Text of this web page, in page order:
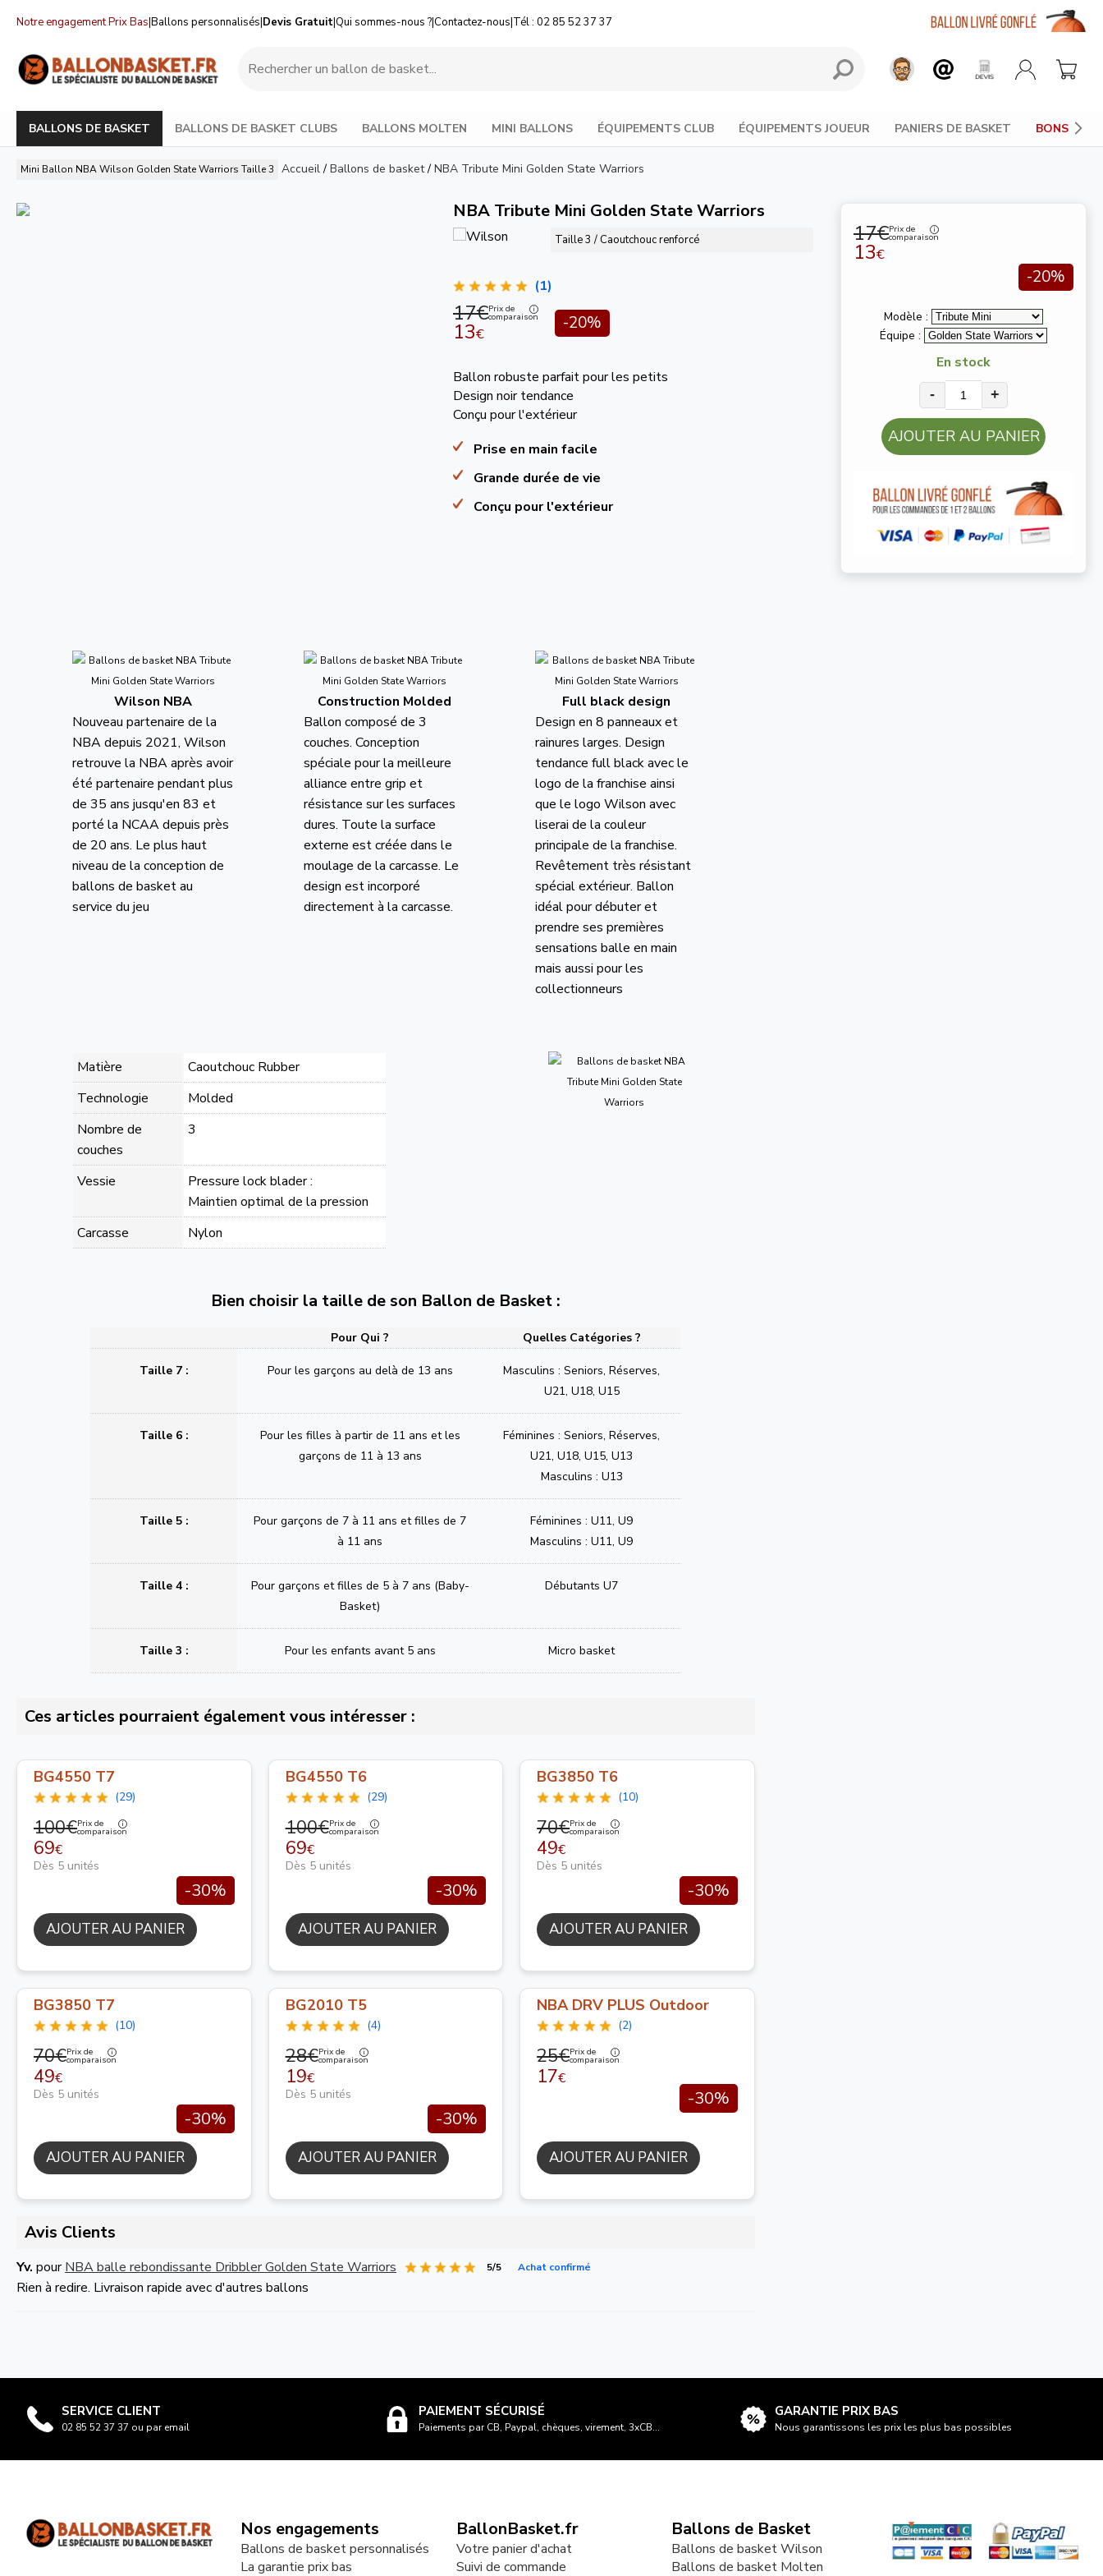
Notre engagement Prix Bas|Ballons personnalisés|Devis Gratuit|Qui sommes-nous ?|Contactez-nous|Tél : 02 85 52 37 37
BALLONS DE BASKET BALLONS DE BASKET CLUBS BALLONS MOLTEN MINI BALLONS ÉQUIPEMENTS CLUB ÉQUIPEMENTS JOUEUR PANIERS DE BASKET BONS
Mini Ballon NBA Wilson Golden State Warriors Taille 3 Accueil / Ballons de basket/ NBA Tribute Mini Golden State Warriors
17€Prix de
comparaison
13€
-20%
Modèle :
Équipe :
En stock
- +
AJOUTER AU PANIER
NBA Tribute Mini Golden State Warriors
Taille 3 / Caoutchouc renforcé
(1)
17€Prix de
comparaison
13€ -20%
Ballon robuste parfait pour les petits
Design noir tendance
Conçu pour l'extérieur
Prise en main facile
Grande durée de vie
Conçu pour l'extérieur
Wilson NBA
Nouveau partenaire de la
NBA depuis 2021, Wilson
retrouve la NBA après avoir
été partenaire pendant plus
de 35 ans jusqu'en 83 et
porté la NCAA depuis près
de 20 ans. Le plus haut
niveau de la conception de
ballons de basket au
service du jeu
Construction Molded
Ballon composé de 3
couches. Conception
spéciale pour la meilleure
alliance entre grip et
résistance sur les surfaces
dures. Toute la surface
externe est créée dans le
moulage de la carcasse. Le
design est incorporé
directement à la carcasse.
Full black design
Design en 8 panneaux et
rainures larges. Design
tendance full black avec le
logo de la franchise ainsi
que le logo Wilson avec
liserai de la couleur
principale de la franchise.
Revêtement très résistant
spécial extérieur. Ballon
idéal pour débuter et
prendre ses premières
sensations balle en main
mais aussi pour les
collectionneurs
Matière
Caoutchouc Rubber
Technologie
Molded
Nombre de
couches
3
Vessie
Pressure lock blader :
Maintien optimal de la pression
Carcasse
Nylon
Bien choisir la taille de son Ballon de Basket :
Pour Qui ? Quelles Catégories ?
Taille 7 : Pour les garçons au delà de 13 ans
Masculins : Seniors, Réserves,
U21, U18, U15
Taille 6 :
Pour les filles à partir de 11 ans et les
garçons de 11 à 13 ans
Féminines : Seniors, Réserves,
U21, U18, U15, U13
Masculins : U13
Taille 5 :
Pour garçons de 7 à 11 ans et filles de 7
à 11 ans
Féminines : U11, U9
Masculins : U11, U9
Taille 4 :
Pour garçons et filles de 5 à 7 ans (Baby-
Basket)
Débutants U7
Taille 3 : Pour les enfants avant 5 ans Micro basket
Ces articles pourraient également vous intéresser :
BG4550 T7
(29)
100€Prix de
comparaison
69€
Dès 5 unités
-30%
AJOUTER AU PANIER
BG4550 T6
(29)
100€Prix de
comparaison
69€
Dès 5 unités
-30%
AJOUTER AU PANIER
BG3850 T6
(10)
70€Prix de
comparaison
49€
Dès 5 unités
-30%
AJOUTER AU PANIER
BG3850 T7
(10)
70€Prix de
comparaison
49€
Dès 5 unités
-30%
AJOUTER AU PANIER
BG2010 T5
(4)
28€Prix de
comparaison
19€
Dès 5 unités
-30%
AJOUTER AU PANIER
NBA DRV PLUS Outdoor
(2)
25€Prix de
comparaison
17€
-30%
AJOUTER AU PANIER
Avis Clients
Yv. pourNBA balle rebondissante Dribbler Golden State Warriors 5/5 Achat confirmé
Rien à redire. Livraison rapide avec d'autres ballons
SERVICE CLIENT
02 85 52 37 37 ou par email
PAIEMENT SÉCURISÉ
Paiements par CB, Paypal, chèques, virement, 3xCB...
GARANTIE PRIX BAS
Nous garantissons les prix les plus bas possibles
Nos engagements
Ballons de basket personnalisés
La garantie prix bas
BallonBasket.fr
Votre panier d'achat
Suivi de commande
Ballons de Basket
Ballons de basket Wilson
Ballons de basket Molten